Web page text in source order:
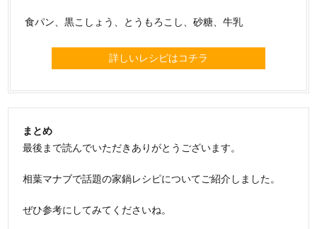
食パン、黒こしょう、とうもろこし、砂糖、牛乳
詳しいレシピはコチラ
まとめ
最後まで読んでいただきありがとうございます。
相葉マナブで話題の家鍋レシピについてご紹介しました。
ぜひ参考にしてみてくださいね。